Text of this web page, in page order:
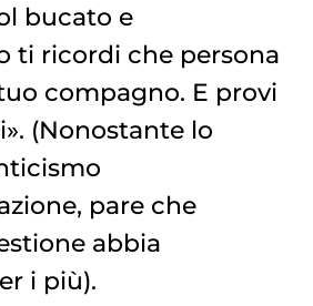
bucato e
ti ricordi che persona
compagno. E provi
(Nonostante lo
pare che
abbia
i più).